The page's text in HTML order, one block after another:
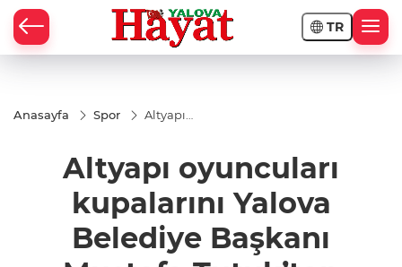
TR
Anasayfa Spor
Altyapı
Belediye
Başkanı
Mustafa
Tutuk’tan
aldılar
Altyapı oyuncuları
kupalarını Yalova
Belediye Başkanı